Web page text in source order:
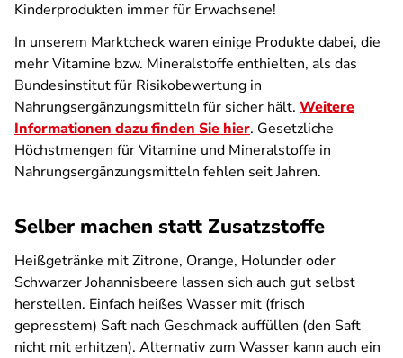
Kinderprodukten immer für Erwachsene!
In unserem Marktcheck waren einige Produkte dabei, die
mehr Vitamine bzw. Mineralstoffe enthielten, als das
Bundesinstitut für Risikobewertung in
Nahrungsergänzungsmitteln für sicher hält. Weitere
Informationen dazu finden Sie hier. Gesetzliche
Höchstmengen für Vitamine und Mineralstoffe in
Nahrungsergänzungsmitteln fehlen seit Jahren.
Selber machen statt Zusatzstoffe
Heißgetränke mit Zitrone, Orange, Holunder oder
Schwarzer Johannisbeere lassen sich auch gut selbst
herstellen. Einfach heißes Wasser mit (frisch
gepresstem) Saft nach Geschmack auffüllen (den Saft
nicht mit erhitzen). Alternativ zum Wasser kann auch ein